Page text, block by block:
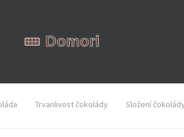
Trvanlivost čokolády Složení čokolády